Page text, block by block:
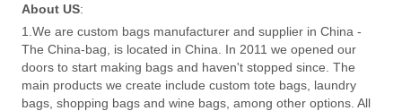
About US:
1.We are custom bags manufacturer and supplier in China -
The China-bag, is located in China. In 2011 we opened our
doors to start making bags and haven't stopped since. The
main products we create include custom tote bags, laundry
bags, shopping bags and wine bags, among other options. All